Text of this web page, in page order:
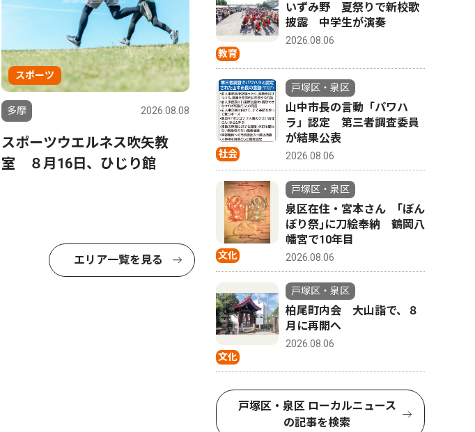
スポーツ
多摩 2026.08.08
スポーツウエルネス吹矢教
室 ８月16日、ひじり館
エリア一覧を見る
教育
いずみ野 夏祭りで新校歌
披露 中学生が演奏
2026.08.06
社会
戸塚区・泉区
山中市長の言動「パワハ
ラ」認定 第三者調査委員
が結果公表
2026.08.06
文化
戸塚区・泉区
泉区在住・宮本さん ｢ぼん
ぼり祭｣に刀絵奉納 鶴岡八
幡宮で10年目
2026.08.06
文化
戸塚区・泉区
柏尾町内会 大山詣で、８
月に再開へ
2026.08.06
戸塚区・泉区 ローカルニュース
の記事を検索